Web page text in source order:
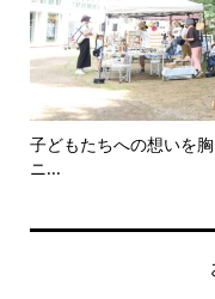
子どもたちへの想いを
ニ...